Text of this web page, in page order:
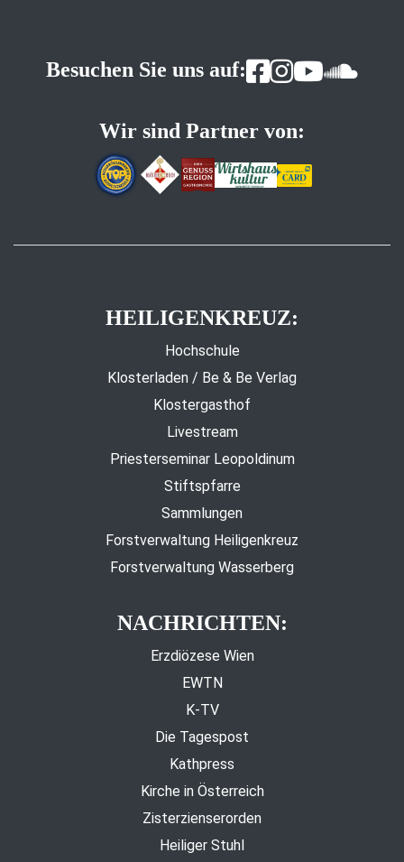
Besuchen Sie uns auf:
Wir sind Partner von:
HEILIGENKREUZ:
Hochschule
Klosterladen / Be & Be Verlag
Klostergasthof
Livestream
Priesterseminar Leopoldinum
Stiftspfarre
Sammlungen
Forstverwaltung Heiligenkreuz
Forstverwaltung Wasserberg
NACHRICHTEN:
Erzdiözese Wien
EWTN
K-TV
Die Tagespost
Kathpress
Kirche in Österreich
Zisterzienserorden
Heiliger Stuhl